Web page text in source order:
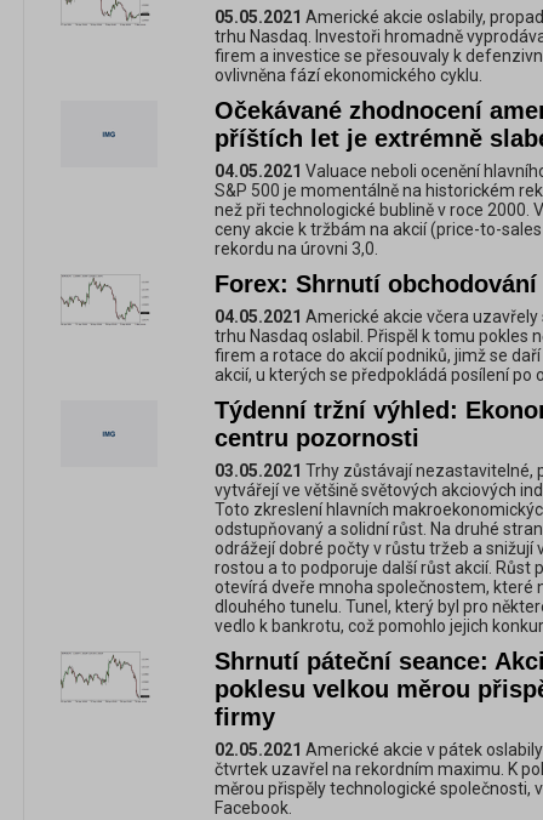
05.05.2021 Americké akcie oslabily,
trhu Nasdaq. Investoři hromadně
firem a investice se přesouvaly k
ovlivněna fází ekonomického cyklu.
Očekávané zhodnocení
příštích let je extrémně
04.05.2021 Valuace neboli ocenění
S&P 500 je momentálně na historickém
než při technologické bublině v roce 2000.
ceny akcie k tržbám na akcií (price-to-
rekordu na úrovni 3,0.
Forex: Shrnutí obchodování
04.05.2021 Americké akcie včera
trhu Nasdaq oslabil. Přispěl k tomu pokles
firem a rotace do akcií podniků, jimž se
akcií, u kterých se předpokládá posílení po
Týdenní tržní výhled:
centru pozornosti
03.05.2021 Trhy zůstávají nezastavitelné,
vytvářejí ve většině světových akciových
Toto zkreslení hlavních
odstupňovaný a solidní růst. Na druhé
odrážejí dobré počty v růstu tržeb a snižují
rostou a to podporuje další růst akcií. Růst
otevírá dveře mnoha společnostem, které
dlouhého tunelu. Tunel, který byl pro
vedlo k bankrotu, což pomohlo jejich
Shrnutí páteční seance:
poklesu velkou měrou
firmy
02.05.2021 Americké akcie v pátek
čtvrtek uzavřel na rekordním maximu. K
měrou přispěly technologické společnosti,
Facebook.